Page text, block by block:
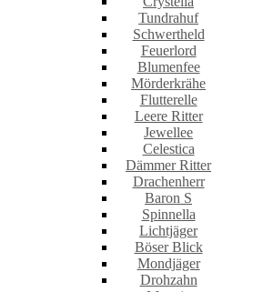
Tundrahuf
Schwertheld
Feuerlord
Blumenfee
Mörderkrähe
Flutterelle
Leere Ritter
Jewellee
Celestica
Dämmer Ritter
Drachenherr
Baron S
Spinnella
Lichtjäger
Böser Blick
Mondjäger
Drohzahn